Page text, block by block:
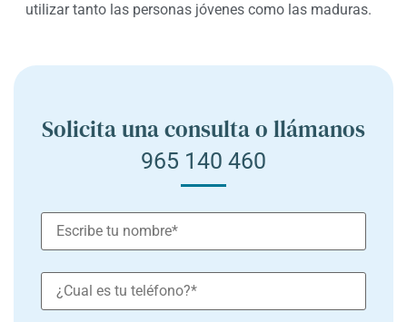
utilizar tanto las personas jóvenes como las maduras.
Solicita una consulta o llámanos
965 140 460